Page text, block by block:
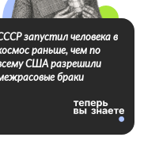
запустил человека в
раньше, чем по
США разрешили
браки